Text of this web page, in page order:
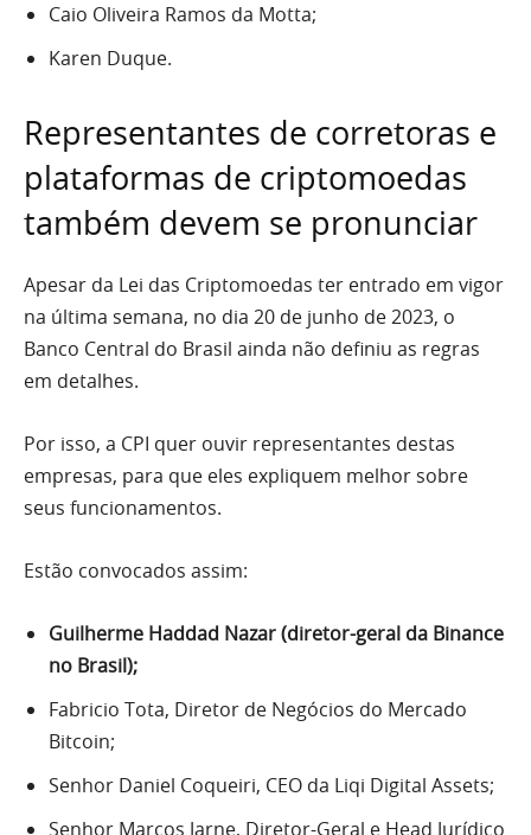
Caio Oliveira Ramos da Motta;
Karen Duque.
Representantes de corretoras e
plataformas de criptomoedas
também devem se pronunciar
Apesar da Lei das Criptomoedas ter entrado em vigor
na última semana, no dia 20 de junho de 2023, o
Banco Central do Brasil ainda não definiu as regras
em detalhes.
Por isso, a CPI quer ouvir representantes destas
empresas, para que eles expliquem melhor sobre
seus funcionamentos.
Estão convocados assim:
Guilherme Haddad Nazar (diretor-geral da Binance
no Brasil);
Fabricio Tota, Diretor de Negócios do Mercado
Bitcoin;
Senhor Daniel Coqueiri, CEO da Liqi Digital Assets;
Senhor Marcos Jarne, Diretor-Geral e Head Jurídico